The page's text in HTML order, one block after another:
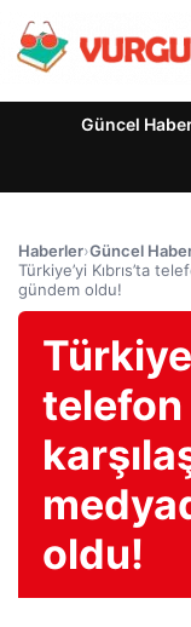
Güncel
Haberler›Güncel
Türkiye’yi Kıbrıs’ta
gündem oldu!
telefon
oldu!